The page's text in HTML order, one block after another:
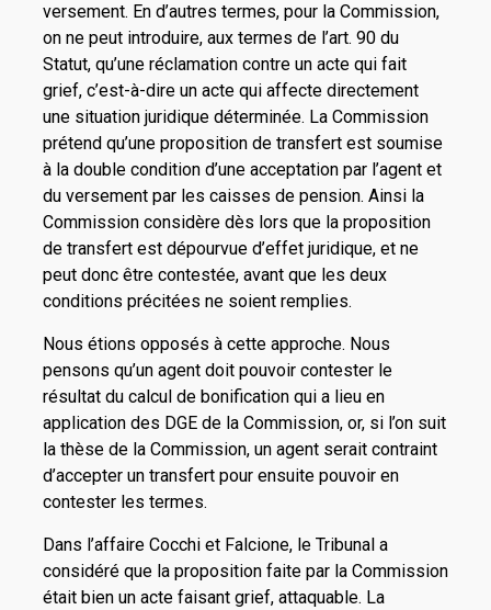
versement. En d’autres termes, pour la Commission,
on ne peut introduire, aux termes de l’art. 90 du
Statut, qu’une réclamation contre un acte qui fait
grief, c’est-à-dire un acte qui affecte directement
une situation juridique déterminée. La Commission
prétend qu’une proposition de transfert est soumise
à la double condition d’une acceptation par l’agent et
du versement par les caisses de pension. Ainsi la
Commission considère dès lors que la proposition
de transfert est dépourvue d’effet juridique, et ne
peut donc être contestée, avant que les deux
conditions précitées ne soient remplies.
Nous étions opposés à cette approche. Nous
pensons qu’un agent doit pouvoir contester le
résultat du calcul de bonification qui a lieu en
application des DGE de la Commission, or, si l’on suit
la thèse de la Commission, un agent serait contraint
d’accepter un transfert pour ensuite pouvoir en
contester les termes.
Dans l’affaire Cocchi et Falcione, le Tribunal a
considéré que la proposition faite par la Commission
était bien un acte faisant grief, attaquable. La